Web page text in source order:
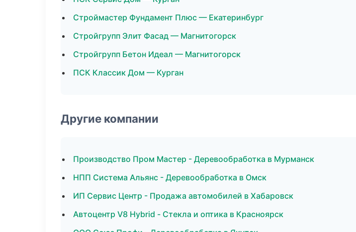
Строймастер Фундамент Плюс — Екатеринбург
Стройгрупп Элит Фасад — Магнитогорск
Стройгрупп Бетон Идеал — Магнитогорск
ПСК Классик Дом — Курган
Другие компании
Производство Пром Мастер - Деревообработка в Мурманск
НПП Система Альянс - Деревообработка в Омск
ИП Сервис Центр - Продажа автомобилей в Хабаровск
Автоцентр V8 Hybrid - Стекла и оптика в Красноярск